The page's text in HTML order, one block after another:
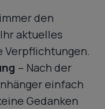
den
aktuelles
Verpflichtungen.
– Nach der
einfach
Gedanken